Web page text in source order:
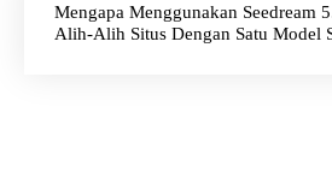
Mengapa Menggunakan Seedream
Alih-Alih Situs Dengan Satu Model